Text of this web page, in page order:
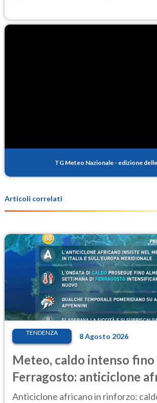
TG Meteo Nazionale - edizione
Articoli correlati
TENDENZA 8 Agosto 2026
Meteo, caldo intenso fino
Ferragosto: anticiclone
ancora protagonista
Anticiclone africano in rinforzo: